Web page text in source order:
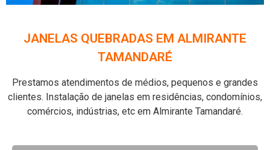
JANELAS QUEBRADAS EM ALMIRANTE
TAMANDARÉ
Prestamos atendimentos de médios, pequenos e grandes
clientes. Instalação de janelas em residências, condomínios,
comércios, indústrias, etc em Almirante Tamandaré.